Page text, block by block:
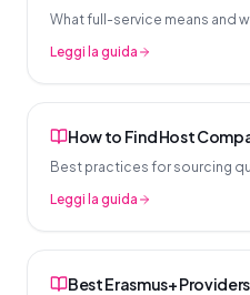
What full-service means and
Leggi la guida
How to Find Host
Best practices for sourcing
Leggi la guida
Best Erasmus+ Providers